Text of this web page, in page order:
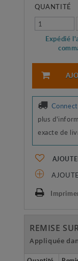
QUANTITÉ
Expédié
plus
exacte de
REMISE
Appliquée